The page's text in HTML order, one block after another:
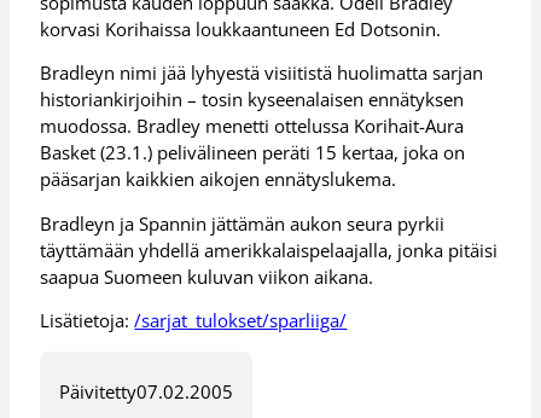
korvasi Korihaissa loukkaantuneen Ed Dotsonin.
Bradleyn nimi jää lyhyestä visiitistä huolimatta sarjan
historiankirjoihin – tosin kyseenalaisen ennätyksen
muodossa. Bradley menetti ottelussa Korihait-Aura
Basket (23.1.) pelivälineen peräti 15 kertaa, joka on
pääsarjan kaikkien aikojen ennätyslukema.
Bradleyn ja Spannin jättämän aukon seura pyrkii
täyttämään yhdellä amerikkalaispelaajalla, jonka pitäisi
saapua Suomeen kuluvan viikon aikana.
Lisätietoja:/sarjat_tulokset/sparliiga/
Päivitetty07.02.2005